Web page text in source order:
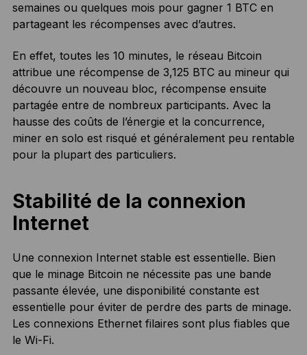
semaines ou quelques mois pour gagner 1 BTC en
partageant les récompenses avec d’autres.
En effet, toutes les 10 minutes, le réseau Bitcoin
attribue une récompense de 3,125 BTC au mineur qui
découvre un nouveau bloc, récompense ensuite
partagée entre de nombreux participants. Avec la
hausse des coûts de l’énergie et la concurrence,
miner en solo est risqué et généralement peu rentable
pour la plupart des particuliers.
Stabilité de la connexion
Internet
Une connexion Internet stable est essentielle. Bien
que le minage Bitcoin ne nécessite pas une bande
passante élevée, une disponibilité constante est
essentielle pour éviter de perdre des parts de minage.
Les connexions Ethernet filaires sont plus fiables que
le Wi-Fi.